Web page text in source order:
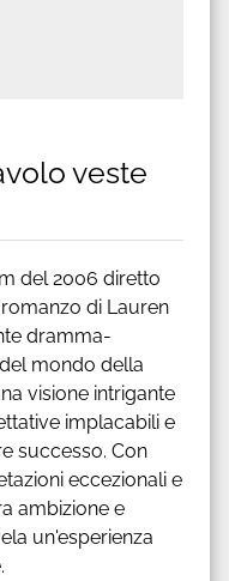
veste
del 2006 diretto
di Lauren
dramma-
mondo della
visione intrigante
implacabili e
successo. Con
eccezionali e
ambizione e
un'esperienza